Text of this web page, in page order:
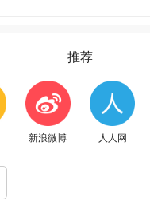
推荐
新浪微博 人人网